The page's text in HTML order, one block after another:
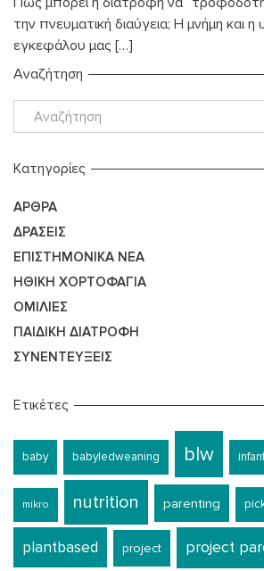
την πνευματική διαύγεια; Η μνήμη και η
εγκεφάλου μας […]
Αναζήτηση
Kατηγορίες
ΆΡΘΡΑ
ΔΡΆΣΕΙΣ
ΕΠΙΣΤΗΜΟΝΙΚΆ ΝΈΑ
ΗΘΙΚΉ ΧΟΡΤΟΦΑΓΊΑ
ΟΜΙΛΊΕΣ
ΠΑΙΔΙΚΉ ΔΙΑΤΡΟΦΉ
ΣΥΝΕΝΤΕΎΞΕΙΣ
Ετικέτες
baby babyledweaning blw
mikro nutrition parenting
plantbased project project